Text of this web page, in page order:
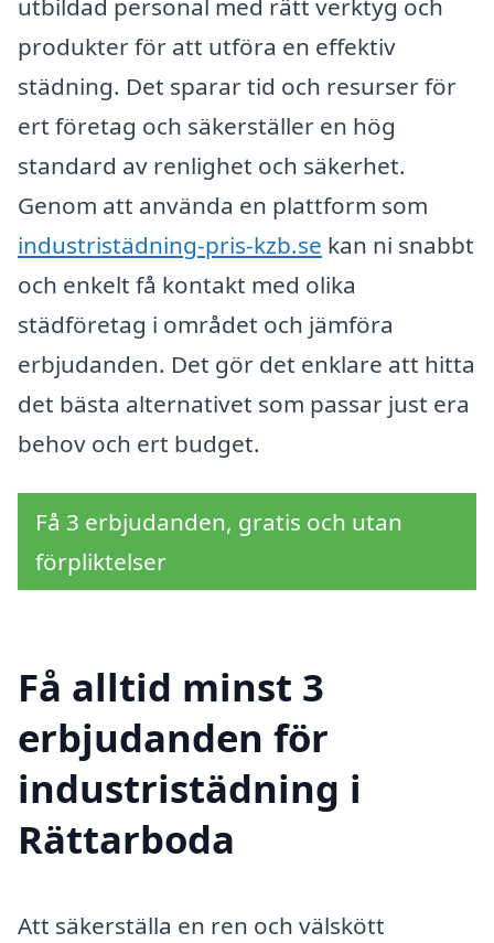
utbildad personal med rätt verktyg och
produkter för att utföra en effektiv
städning. Det sparar tid och resurser för
ert företag och säkerställer en hög
standard av renlighet och säkerhet.
Genom att använda en plattform som
industristädning-pris-kzb.se kan ni snabbt
och enkelt få kontakt med olika
städföretag i området och jämföra
erbjudanden. Det gör det enklare att hitta
det bästa alternativet som passar just era
behov och ert budget.
Få 3 erbjudanden, gratis och utan
förpliktelser
Få alltid minst 3
erbjudanden för
industristädning i
Rättarboda
Att säkerställa en ren och välskött